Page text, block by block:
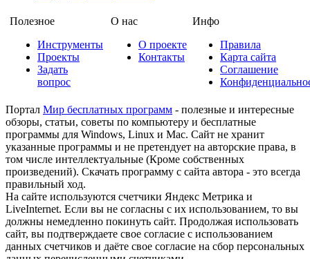
Полезное
Инструменты
Проекты
Задать
вопрос
О нас
О проекте
Контакты
Инфо
Правила
Карта сайта
Соглашение
Портал Мир бесплатных программ - полезные и интересные
обзоры, статьи, советы по компьютеру и бесплатные
программы для Windows, Linux и Mac. Сайт не хранит
указанные программы и не претендует на авторские права, в
том числе интеллектуальные (Кроме собственных
произведений). Скачать программу с сайта автора - это всегда
правильный ход.
На сайте используются счетчики Яндекс Метрика и
LiveInternet. Если вы не согласны с их использованием, то вы
должны немедленно покинуть сайт. Продолжая использовать
сайт, вы подтверждаете свое согласие с использованием
данных счетчиков и даёте свое согласие на сбор персональных